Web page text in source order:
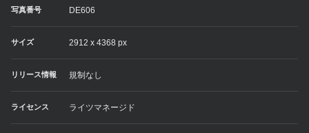
写真番号 DE606
サイズ 2912 x 4368 px
リリース情報 規制なし
ライセンス ライツマネージド